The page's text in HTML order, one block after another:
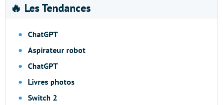
🔥 Les Tendances
ChatGPT
Aspirateur robot
ChatGPT
Livres photos
Switch 2